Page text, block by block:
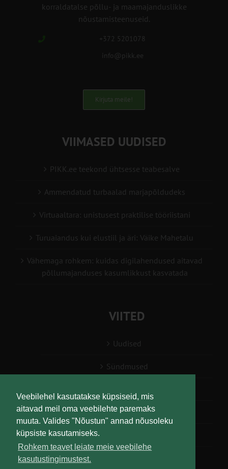
Veebilehel kasutatakse küpsiseid, mis
aitavad meil oma veebilehte paremaks
muuta. Valides "Nõustun" annad nõusoleku
küpsiste kasutamiseks.
Rohkem teavet leiate meie veebilehe
kasutustingimustest.
korraldatalse põllu- ja maamajanduslikke
nõustamisteenuseid.
+372 5201078
info@pikk.ee
Kirjuta meile!
VIIMASED UUDISED
PIKK.ee teekond ühtsesse teabesalve
Ammendatud turbaalad marjapõldudeks
Virtuaaltara: unistusest praktilise tööriistani
Turuaiandus kui elustiil ja äri: Väike Mahetalu
Vähemaga rohkem: kuidas digilahendused aitavad
põllumajanduses kasumlikkust kasvatada
VIITED
Uudised
Sündmused
Teabesalv
Liitu uudiskirjaga